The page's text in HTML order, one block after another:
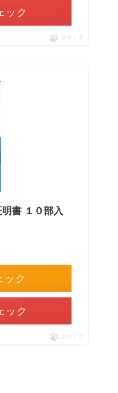
ック
ポチップ
書 １０部入
ック
ック
ポチップ